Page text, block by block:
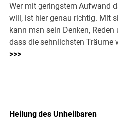
Wer mit geringstem Aufwand
will, ist hier genau richtig. Mit
kann man sein Denken, Reden
dass die sehnlichsten Träume
>>>
Heilung des Unheilbaren